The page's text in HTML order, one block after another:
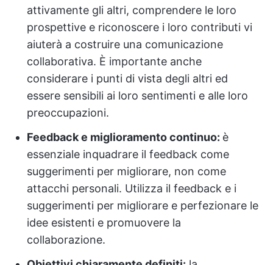
attivamente gli altri, comprendere le loro
prospettive e riconoscere i loro contributi vi
aiuterà a costruire una comunicazione
collaborativa. È importante anche
considerare i punti di vista degli altri ed
essere sensibili ai loro sentimenti e alle loro
preoccupazioni.
Feedback e miglioramento continuo: è
essenziale inquadrare il feedback come
suggerimenti per migliorare, non come
attacchi personali. Utilizza il feedback e i
suggerimenti per migliorare e perfezionare le
idee esistenti e promuovere la
collaborazione.